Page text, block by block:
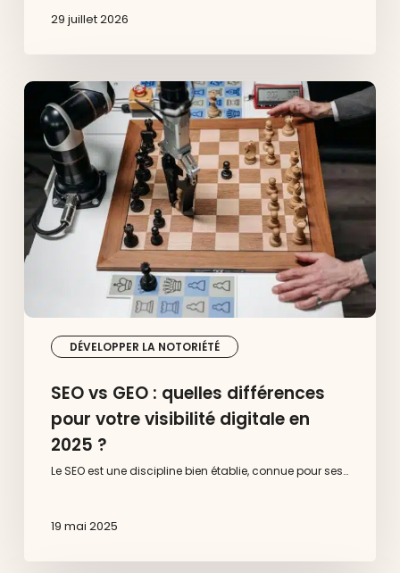
29 juillet 2026
DÉVELOPPER LA NOTORIÉTÉ
SEO
GEO
quelles
différences
pour
votre
visibilité
digitale
en
SEO vs GEO : quelles différences
pour votre visibilité digitale en
2025 ?
Le SEO est une discipline bien établie, connue pour ses…
19 mai 2025